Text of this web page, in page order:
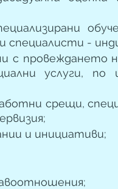
специалисти -
с провеждането
услуги, по
срещи,
и инициативи;